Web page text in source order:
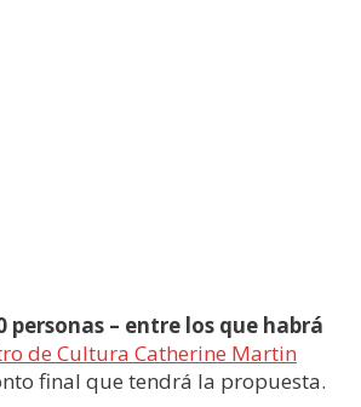
personas – entre los que habrá
de Cultura Catherine Martin
final que tendrá la propuesta.